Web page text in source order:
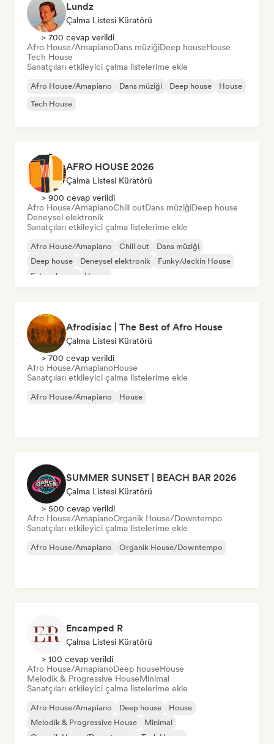
Lundz
Çalma Listesi Küratörü
> 700 cevap verildi
Afro House/AmapianoDans müziğiDeep houseHouse
Tech House
Sanatçıları etkileyici çalma listelerime ekle
Afro House/Amapiano Dans müziği Deep house
House
Tech House
AFRO HOUSE 2026
Çalma Listesi Küratörü
> 900 cevap verildi
Afro House/AmapianoChill outDans müziğiDeep house
Deneysel elektronik
Sanatçıları etkileyici çalma listelerime ekle
Afro House/Amapiano Chill out
Dans müziği
Deep house
Deneysel elektronik
Funky/Jackin House
Future house
House
Afrodisiac | The Best of Afro House
Çalma Listesi Küratörü
> 700 cevap verildi
Afro House/AmapianoHouse
Sanatçıları etkileyici çalma listelerime ekle
Afro House/Amapiano House
SUMMER SUNSET | BEACH BAR 2026
Çalma Listesi Küratörü
> 500 cevap verildi
Afro House/AmapianoOrganik House/Downtempo
Sanatçıları etkileyici çalma listelerime ekle
Afro House/Amapiano Organik House/Downtempo
Encamped R
Çalma Listesi Küratörü
> 100 cevap verildi
Afro House/AmapianoDeep houseHouse
Melodik & Progressive HouseMinimal
Sanatçıları etkileyici çalma listelerime ekle
Afro House/Amapiano Deep house
House
Melodik & Progressive House
Minimal
Organik House/Downtempo
Tech House